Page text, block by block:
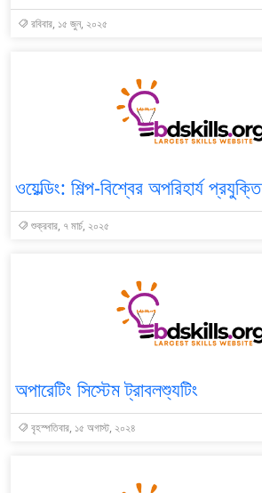
রবিবার, ১৫ জুন, ২০২৫
ওয়েল্ডিং: শিল্প-বিশ্বের অপরিহার্য প্রযুক্তি
শুক্রবার, ৭ মার্চ, ২০২৫
অপারেটিং সিস্টেম ট্রাবলশ্যুটিং
বৃহস্পতিবার, ১৫ অগাস্ট, ২০২৪